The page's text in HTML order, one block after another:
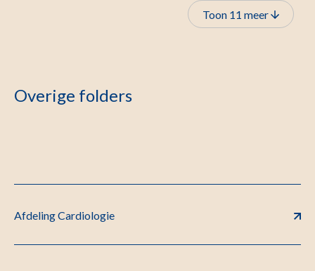
Toon 11 meer
Overige folders
Afdeling Cardiologie